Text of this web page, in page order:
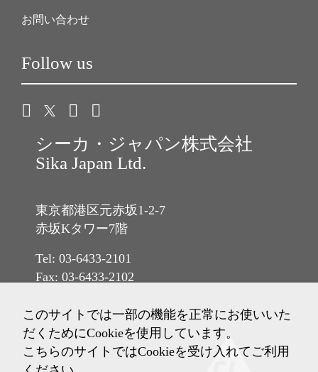
お問い合わせ
Follow us
シーカ・ジャパン株式会社
Sika Japan Ltd.
東京都港区元赤坂1-2-7
赤坂Kタワー7階
Tel: 03-6433-2101
Fax: 03-6433-2102
このサイトでは一部の機能を正常にお使いいた
だくためにCookieを使用しています。
こちらのサイトではCookieを受け入れてご利用